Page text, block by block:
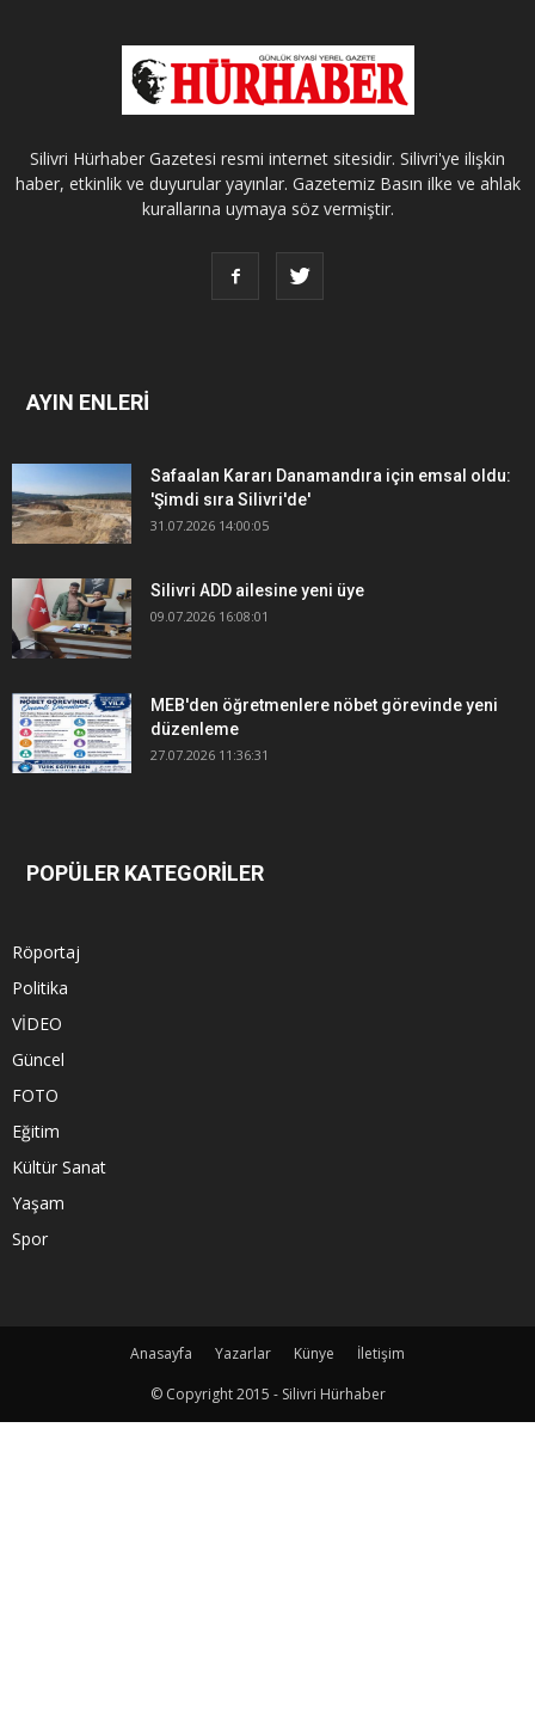
Silivri Hürhaber Gazetesi resmi internet sitesidir. Silivri'ye ilişkin
haber, etkinlik ve duyurular yayınlar. Gazetemiz Basın ilke ve ahlak
kurallarına uymaya söz vermiştir.
AYIN ENLERİ
Safaalan Kararı Danamandıra için emsal oldu:
'Şimdi sıra Silivri'de'
31.07.2026 14:00:05
Silivri ADD ailesine yeni üye
09.07.2026 16:08:01
MEB'den öğretmenlere nöbet görevinde yeni
düzenleme
27.07.2026 11:36:31
POPÜLER KATEGORİLER
Röportaj
Politika
VİDEO
Güncel
FOTO
Eğitim
Kültür Sanat
Yaşam
Spor
Anasayfa Yazarlar Künye
İletişim
© Copyright 2015 - Silivri Hürhaber